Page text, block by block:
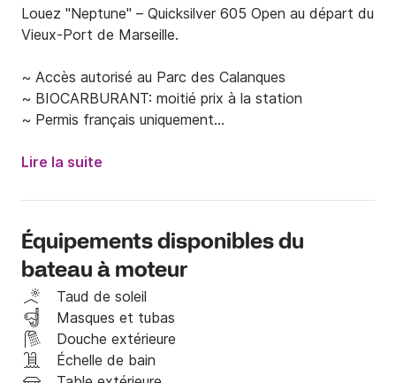
Louez "Neptune" – Quicksilver 605 Open au départ du
Vieux-Port de Marseille.
~ Accès autorisé au Parc des Calanques
~ BIOCARBURANT: moitié prix à la station
~ Permis français uniquement
ski nautique)
Embarquez à bord de Neptune pour une journée de
détente en mer, au départ du Vieux-Port de
Marseille.
Ce bateau est idéal pour des sorties en famille, des
moments simples entre proches ou pour découvrir les
paysages magnifiques autour de Marseille, dans une
Lire la suite
Équipements disponibles du
bateau à moteur
Taud de soleil
Masques et tubas
Douche extérieure
Échelle de bain